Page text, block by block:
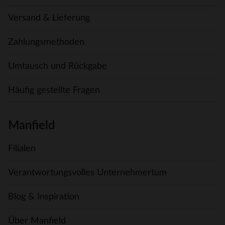
Versand & Lieferung
Zahlungsmethoden
Umtausch und Rückgabe
Häufig gestellte Fragen
Manfield
Filialen
Verantwortungsvolles Unternehmertum
Blog & Inspiration
Über Manfield